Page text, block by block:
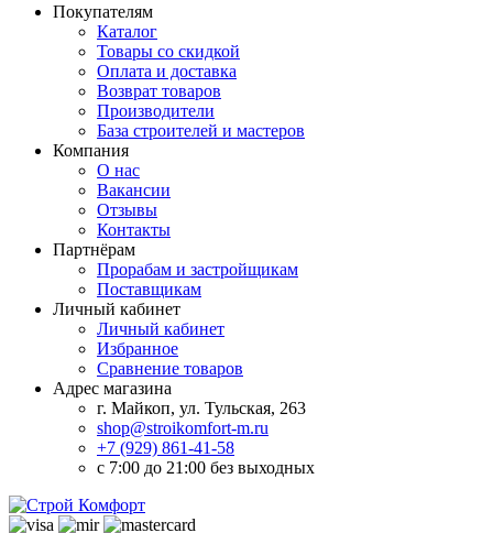
Покупателям
Каталог
Товары со скидкой
Оплата и доставка
Возврат товаров
Производители
База строителей и мастеров
Компания
О нас
Вакансии
Отзывы
Контакты
Партнёрам
Прорабам и застройщикам
Поставщикам
Личный кабинет
Личный кабинет
Избранное
Сравнение товаров
Адрес магазина
г. Майкоп, ул. Тульская, 263
shop@stroikomfort-m.ru
+7 (929) 861-41-58
с 7:00 до 21:00 без выходных